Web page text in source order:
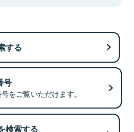
する
号
をご覧いただけます。
検索する